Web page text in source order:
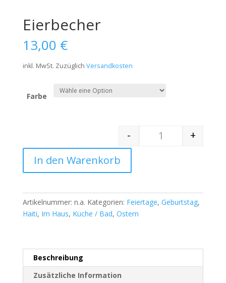
Eierbecher
13,00 €
inkl. MwSt. Zuzüglich Versandkosten
Farbe
Quantity
-
+
In den Warenkorb
Artikelnummer: n.a. Kategorien: Feiertage, Geburtstag,
Haiti, Im Haus, Küche / Bad, Ostern
Beschreibung
Zusätzliche Information